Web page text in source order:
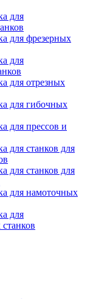
для
для фрезерных
для
для отрезных
для гибочных
для прессов и
для станков для
для станков для
для намоточных
для